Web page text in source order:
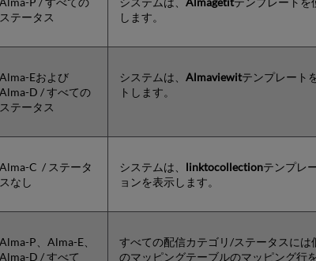
ステータス
します。
Alma-Eおよび
Alma-D / すべての
ステータス
システムは、Almaviewitテンプレート
トします。
Alma-C / ステータ
スなし
システムは、 linktocollectionテンプレ
ョンを表示します。
Alma-P、Alma-E、
Alma-D / すべて
すべての配信カテゴリ/ステータスに
のマッピングテーブルのマッピング行